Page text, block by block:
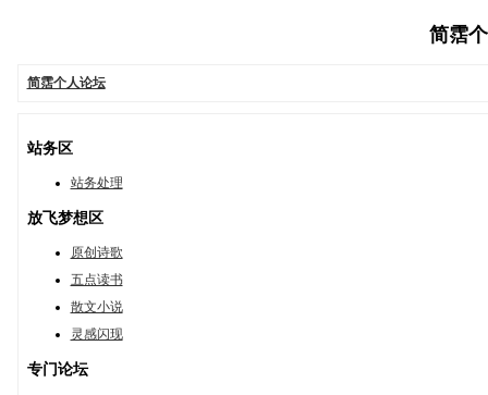
简霑
简霑个人论坛
站务区
站务处理
放飞梦想区
原创诗歌
五点读书
散文小说
灵感闪现
专门论坛